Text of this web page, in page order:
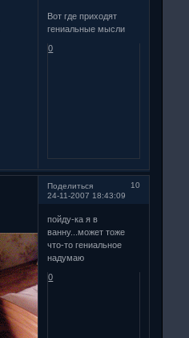
Вот где приходят
гениальные мысли
0
Поделиться
10
24-11-2007 18:43:09
пойду-ка я в
ванну...может тоже
что-то гениальное
надумаю
0